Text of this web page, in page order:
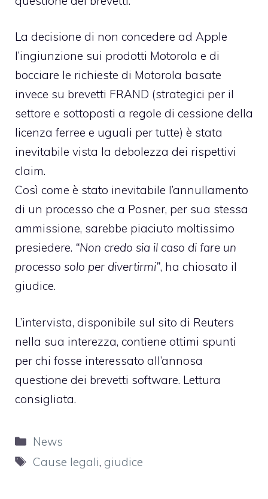
La decisione di non concedere ad Apple
l’ingiunzione sui prodotti Motorola e di
bocciare le richieste di Motorola basate
invece su brevetti FRAND (strategici per il
settore e sottoposti a regole di cessione della
licenza ferree e uguali per tutte) è stata
inevitabile vista la debolezza dei rispettivi
claim.
Così come è stato inevitabile l’annullamento
di un processo che a Posner, per sua stessa
ammissione, sarebbe piaciuto moltissimo
presiedere. “Non credo sia il caso di fare un
processo solo per divertirmi”, ha chiosato il
giudice.
L’intervista, disponibile sul sito di Reuters
nella sua interezza, contiene ottimi spunti
per chi fosse interessato all’annosa
questione dei brevetti software. Lettura
consigliata.
Categorie
News
Tag
Cause legali, giudice